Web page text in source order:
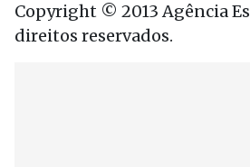
Copyright © 2013 Agência
direitos reservados.